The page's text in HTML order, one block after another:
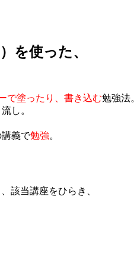
を使った、
で塗ったり、書き込む勉強法。
し。
講義で勉強。
該当講座をひらき、